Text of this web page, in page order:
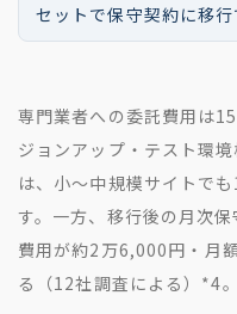
セットで保守契約に移
専門業者への委託費用は
ジョンアップ・テスト環
は、小〜中規模サイトで
す。一方、移行後の月次
費用が約2万6,000円・月
る（12社調査による） *4。